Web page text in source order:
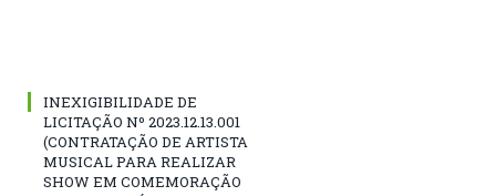
INEXIGIBILIDADE DE
LICITAÇÃO Nº 2023.12.13.001
(CONTRATAÇÃO DE ARTISTA
MUSICAL PARA REALIZAR
SHOW EM COMEMORAÇÃO